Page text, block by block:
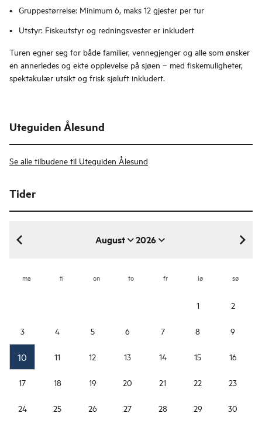
Gruppestørrelse: Minimum 6, maks 12 gjester per tur
Utstyr: Fiskeutstyr og redningsvester er inkludert
Turen egner seg for både familier, vennegjenger og alle som ønsker
en annerledes og ekte opplevelse på sjøen – med fiskemuligheter,
spektakulær utsikt og frisk sjøluft inkludert.
Uteguiden Ålesund
Se alle tilbudene til Uteguiden Ålesund
Tider
August 2026
august 2026
ma ti on to fr lø sø
1 2
3 4 5 6 7 8 9
10 11 12 13 14 15 16
17 18 19 20 21 22 23
24 25 26 27 28 29 30